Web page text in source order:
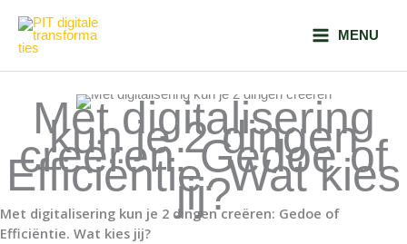
naar
MENU
Met digitalisering
kun je 2 dingen
creëren: Gedoe of
Efficiëntie. Wat kies
jij?
Met digitalisering kun je 2 dingen creëren: Gedoe of
Efficiëntie. Wat kies jij?